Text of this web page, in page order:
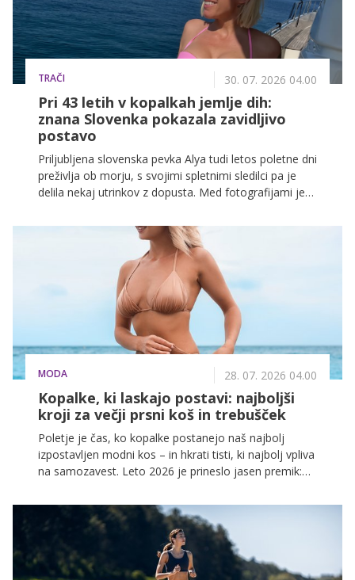
TRAČI 30. 07. 2026 04.00
Pri 43 letih v kopalkah jemlje dih:
znana Slovenka pokazala zavidljivo
postavo
Priljubljena slovenska pevka Alya tudi letos poletne dni
preživlja ob morju, s svojimi spletnimi sledilci pa je
delila nekaj utrinkov z dopusta. Med fotografijami je
kopalkah in znova dokazuje, da je pri 43 letih v izvrstni
MODA 28. 07. 2026 04.00
Kopalke, ki laskajo postavi: najboljši
kroji za večji prsni koš in trebušček
Poletje je čas, ko kopalke postanejo naš najbolj
izpostavljen modni kos – in hkrati tisti, ki najbolj vpliva
na samozavest. Leto 2026 je prineslo jasen premik:
takšne, ki poudarijo tisto, kar je na njih najlepše.